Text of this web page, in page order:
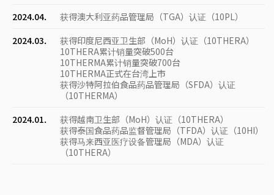
2024.04.
获得澳大利亚药品管理局（TGA）认证（10PL）
2024.03.
获得印度尼西亚卫生部（MoH）认证（10THERA）
10THERA累计销量突破500台
10THERMA累计销量突破700台
10THERMA正式在台湾上市
获得沙特阿拉伯食品药品管理局（SFDA）认证
（10THERMA）
2024.01.
获得越南卫生部（MoH）认证（10THERA）
获得泰国食品药品监督管理局（TFDA）认证（10HI）
获得马来西亚医疗设备管理局（MDA）认证
（10THERA）